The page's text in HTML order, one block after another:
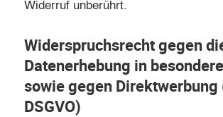
Widerruf unberührt.
Widerspruchsrecht gegen
Datenerhebung in
sowie gegen Direktwerbung
DSGVO)